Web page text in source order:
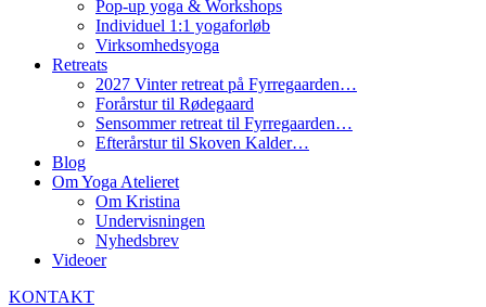
Pop-up yoga & Workshops
Individuel 1:1 yogaforløb
Virksomhedsyoga
Retreats
2027 Vinter retreat på Fyrregaarden…
Forårstur til Rødegaard
Sensommer retreat til Fyrregaarden…
Efterårstur til Skoven Kalder…
Blog
Om Yoga Atelieret
Om Kristina
Undervisningen
Nyhedsbrev
Videoer
KONTAKT